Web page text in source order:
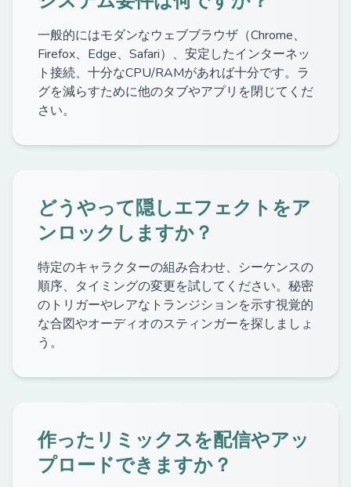
一般的にはモダンなウェブブラウザ（Chrome、
Firefox、Edge、Safari）、安定したインターネッ
ト接続、十分なCPU/RAMがあれば十分です。ラ
グを減らすために他のタブやアプリを閉じてくだ
さい。
どうやって隠しエフェクトをア
ンロックしますか？
特定のキャラクターの組み合わせ、シーケンスの
順序、タイミングの変更を試してください。秘密
のトリガーやレアなトランジションを示す視覚的
な合図やオーディオのスティンガーを探しましょ
う。
作ったリミックスを配信やアッ
プロードできますか？